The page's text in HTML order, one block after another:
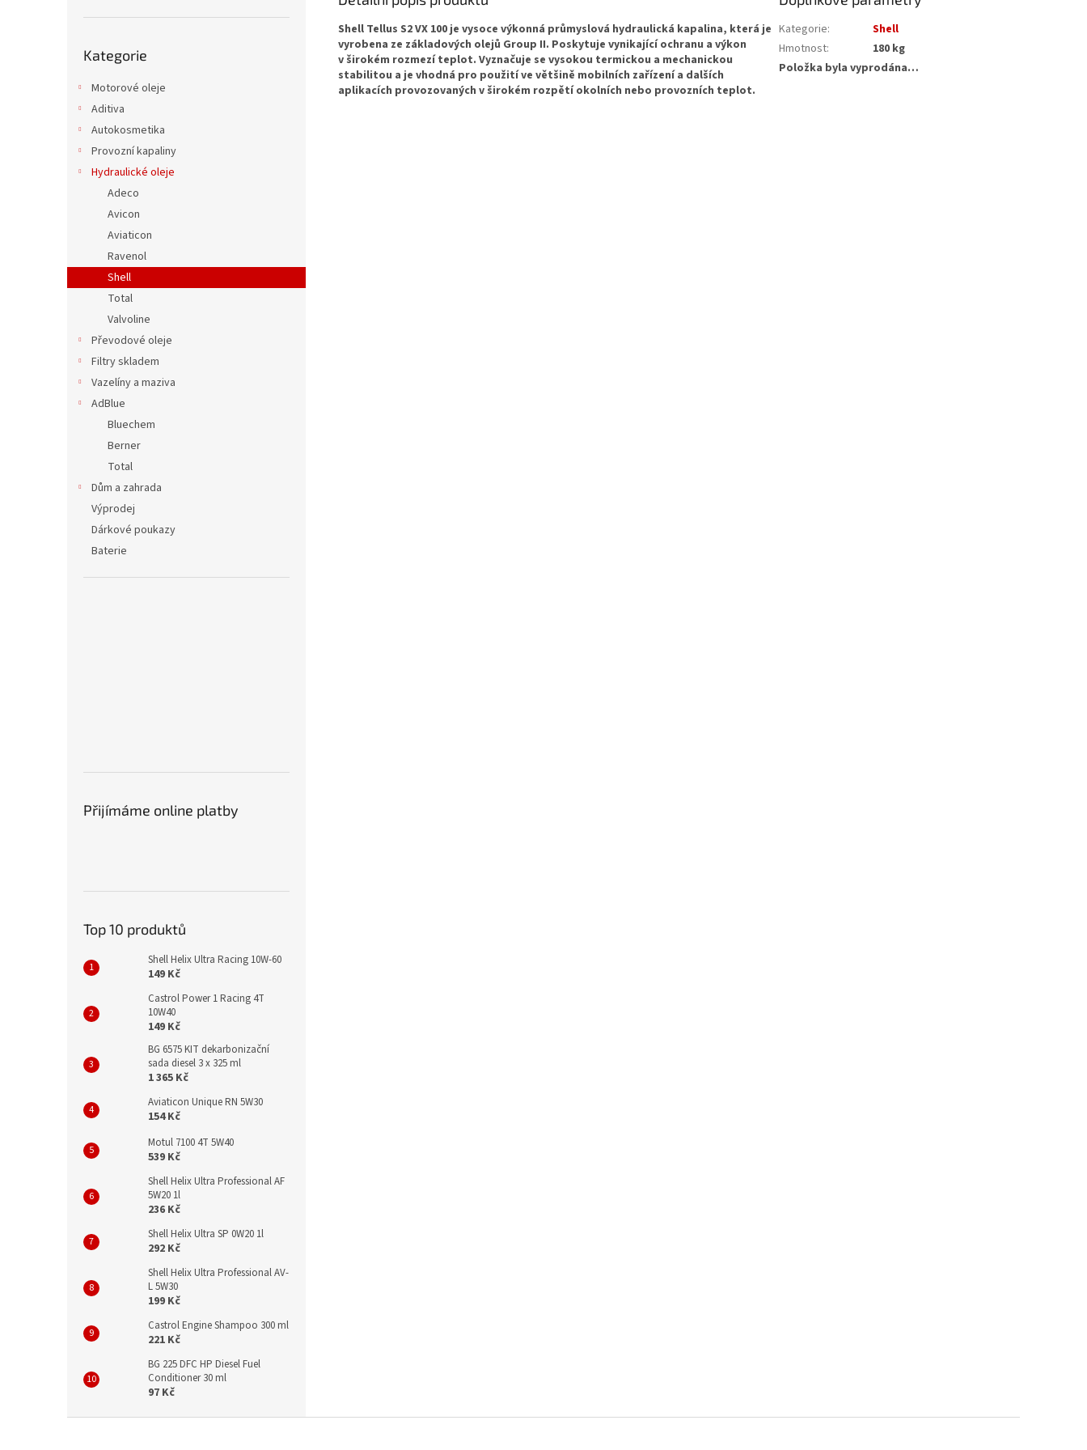
kategorie
Kategorie
Motorové oleje
Aditiva
Autokosmetika
Provozní kapaliny
Hydraulické oleje
Adeco
Avicon
Aviaticon
Ravenol
Shell
Total
Valvoline
Převodové oleje
Filtry skladem
Vazelíny a maziva
AdBlue
Bluechem
Berner
Total
Dům a zahrada
Výprodej
Dárkové poukazy
Baterie
Přijímáme online platby
Top 10 produktů
Shell Helix Ultra Racing 10W-60
149 Kč
Castrol Power 1 Racing 4T
10W40
149 Kč
BG 6575 KIT dekarbonizační
sada diesel 3 x 325 ml
1 365 Kč
Aviaticon Unique RN 5W30
154 Kč
Motul 7100 4T 5W40
539 Kč
Shell Helix Ultra Professional AF
5W20 1l
236 Kč
Shell Helix Ultra SP 0W20 1l
292 Kč
Shell Helix Ultra Professional AV-
L 5W30
199 Kč
Castrol Engine Shampoo 300 ml
221 Kč
BG 225 DFC HP Diesel Fuel
Conditioner 30 ml
97 Kč
Shell Tellus S2 VX 100 je vysoce výkonná průmyslová hydraulická kapalina, která je
vyrobena ze základových olejů Group II. Poskytuje vynikající ochranu a výkon
v širokém rozmezí teplot. Vyznačuje se vysokou termickou a mechanickou
stabilitou a je vhodná pro použití ve většině mobilních zařízení a dalších
aplikacích provozovaných v širokém rozpětí okolních nebo provozních teplot.
Kategorie:
Shell
Hmotnost:
180 kg
Položka byla vyprodána…